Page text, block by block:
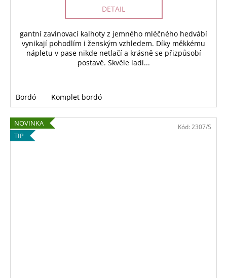
DETAIL
gantní zavinovací kalhoty z jemného mléčného hedvábí
vynikají pohodlím i ženským vzhledem. Díky měkkému
nápletu v pase nikde netlačí a krásně se přizpůsobí
postavě. Skvěle ladí...
Bordó Komplet bordó
NOVINKA
TIP
Kód: 2307/S